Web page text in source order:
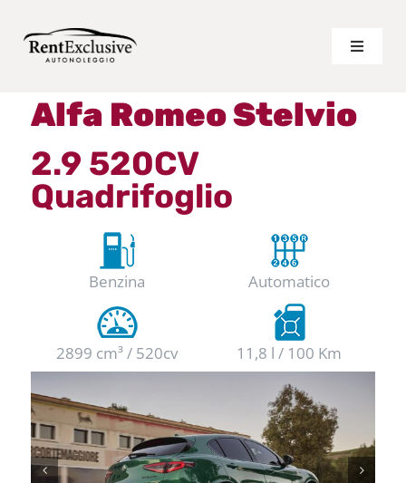
Toggle
LISTINO BREVE TERMINE
VANTAGGI
CHI SIAMO
PREVENTIVO PERSONALIZZATO
Alfa Romeo Stelvio
2.9 520CV
Quadrifoglio
Benzina Automatico
2899 cm³ / 520cv 11,8 l / 100 Km